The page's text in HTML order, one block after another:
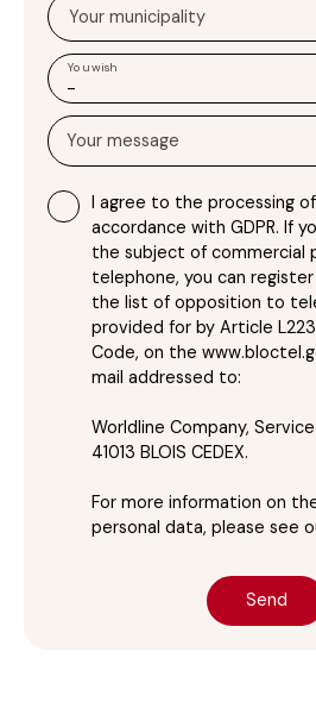
Your municipality
-
You wish
Your message
I agree to the processing
accordance with GDPR. If
the subject of commercial
telephone, you can
the list of opposition to
provided for by Article
Code, on the
mail addressed to:
Worldline Company, Service
41013 BLOIS CEDEX.
For more information on
personal data, please see
Send